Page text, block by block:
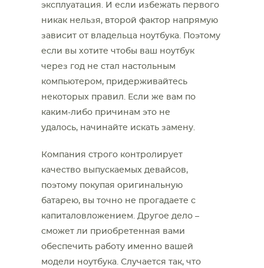
эксплуатация. И если избежать первого
никак нельзя, второй фактор напрямую
зависит от владельца ноутбука. Поэтому
если вы хотите чтобы ваш ноутбук
через год не стал настольным
компьютером, придерживайтесь
некоторых правил. Если же вам по
каким-либо причинам это не
удалось, начинайте искать замену.
Компания строго контролирует
качество выпускаемых девайсов,
поэтому покупая оригинальную
батарею, вы точно не прогадаете с
капиталовложением. Другое дело –
сможет ли приобретенная вами
обеспечить работу именно вашей
модели ноутбука. Случается так, что